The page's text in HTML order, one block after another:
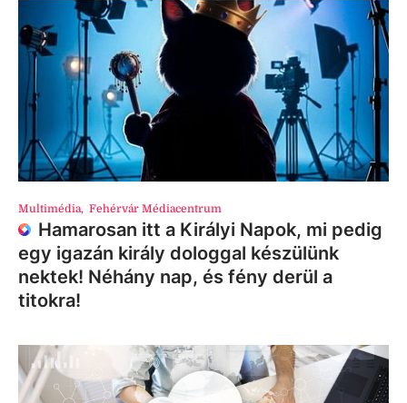
Multimédia, Fehérvár Médiacentrum
Hamarosan itt a Királyi Napok, mi pedig
egy igazán király dologgal készülünk
nektek! Néhány nap, és fény derül a
titokra!